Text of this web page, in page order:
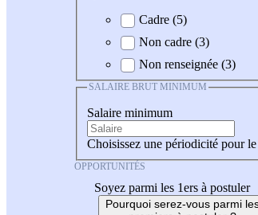
Cadre (5)
Non cadre (3)
Non renseignée (3)
SALAIRE BRUT MINIMUM
Salaire minimum
Choisissez une périodicité pour le
OPPORTUNITÉS
Soyez parmi les 1ers à postuler
Pourquoi serez-vous parmi